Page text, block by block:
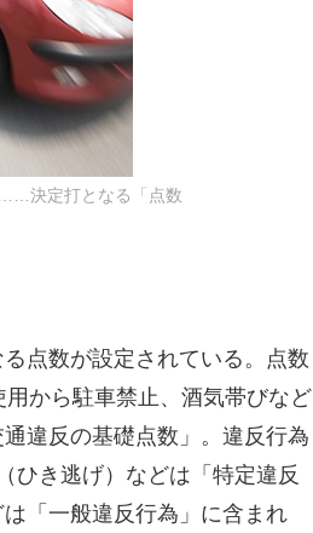
決定打となる「点数
点数が設定されている。点数
から駐車禁止、酒気帯びなど
違反の基礎点数」。違反行為
ひき逃げ）などは「特定違反
「一般違反行為」に含まれ